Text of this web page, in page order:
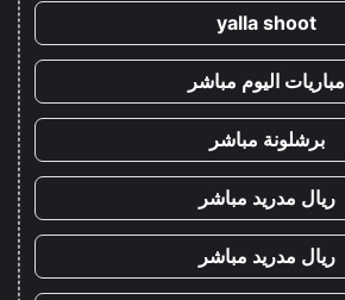
yalla shoot
مباريات اليوم مباشر
برشلونة مباشر
ريال مدريد مباشر
ريال مدريد مباشر